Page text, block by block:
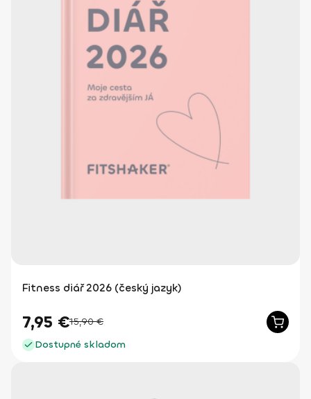
Fitness diář 2026 (český jazyk)
7,95 €15,90€
Dostupné skladom